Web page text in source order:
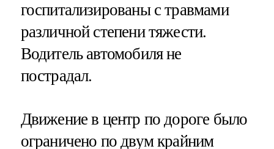
госпитализированы с травмами
различной степени тяжести.
Водитель автомобиля не
пострадал.
Движение в центр по дороге было
ограничено по двум крайним